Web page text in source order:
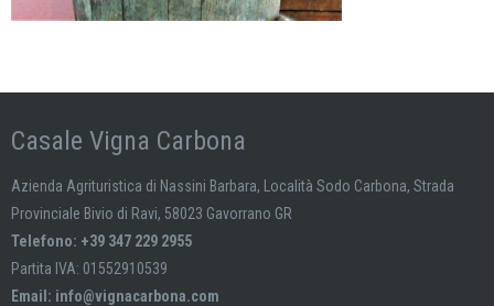
Casale Vigna Carbona
Azienda Agrituristica di Nassini Barbara, Località Sodo Carbona, Strada
Provinciale Bivio di Ravi, 58023 Gavorrano GR
Telefono: +39 347 229 2955
Partita IVA: 01552910539
Email: info@vignacarbona.com